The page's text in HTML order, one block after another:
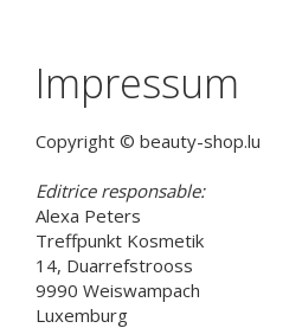
Impressum
Copyright © beauty-shop.lu
Editrice responsable:
Alexa Peters
Treffpunkt Kosmetik
14, Duarrefstrooss
9990 Weiswampach
Luxemburg